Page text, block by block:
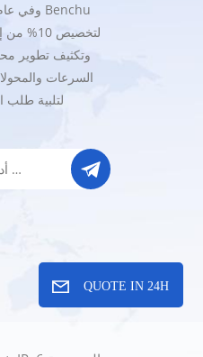
لتخصيص
وتكثيف تطوير
السرعات
QUOTE IN 24H